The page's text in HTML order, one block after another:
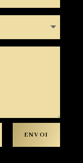
ENVOI